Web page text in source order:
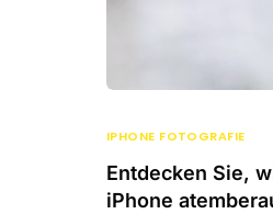
IPHONE FOTOGRAFIE
Entdecken Sie,
iPhone